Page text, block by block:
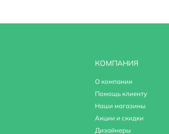
КОМПАНИЯ
О компании
Помощь клиенту
Наши магазины
Акции и скидки
Дизайнеры